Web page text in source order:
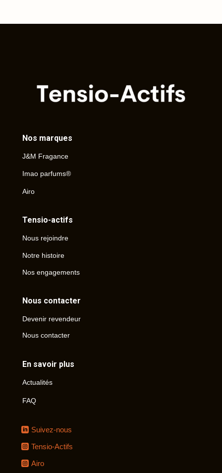
Nos marques
J&M Fragance
Imao parfums®
Airo
Tensio-actifs
Nous rejoindre
Notre histoire
Nos engagements
Nous contacter
Devenir revendeur
Nous contacter
En savoir plus
Actualités
FAQ
Suivez-nous
Tensio-Actifs
Airo